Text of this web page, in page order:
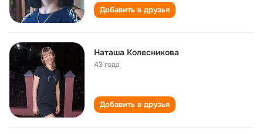
Добавить в друзья
Наташа Колесникова
43 года
Добавить в друзья